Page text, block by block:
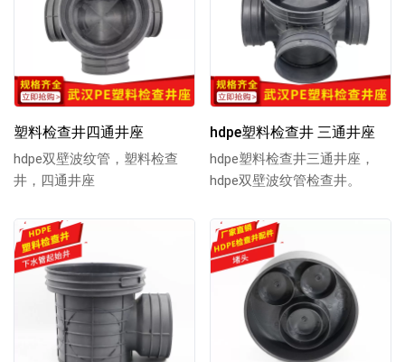
塑料检查井四通井座
hdpe双壁波纹管，塑料检查
井，四通井座
hdpe塑料检查井 三通井座
hdpe塑料检查井三通井座，
hdpe双壁波纹管检查井。